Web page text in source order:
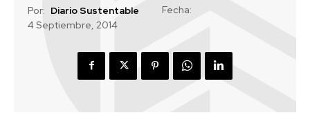
Por: Diario Sustentable
Fecha:
4 Septiembre, 2014